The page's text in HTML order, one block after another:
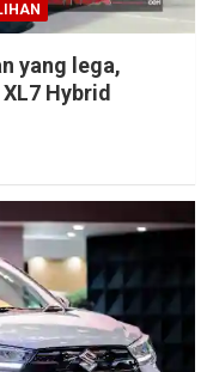
yang lega,
Hybrid